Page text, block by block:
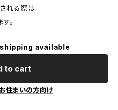
れる際は
。
available
to cart
住まいの方向け